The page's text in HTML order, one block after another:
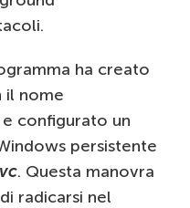
ha creato
il nome
e configurato un
persistente
. Questa manovra
radicarsi nel